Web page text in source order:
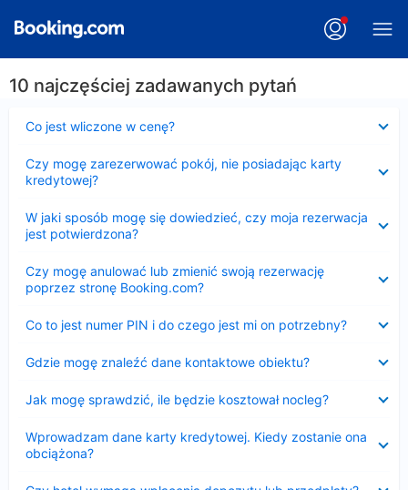
10 najczęściej zadawanych pytań
Co jest wliczone w cenę?
Czy mogę zarezerwować pokój, nie posiadając karty
kredytowej?
W jaki sposób mogę się dowiedzieć, czy moja rezerwacja
jest potwierdzona?
Czy mogę anulować lub zmienić swoją rezerwację
poprzez stronę Booking.com?
Co to jest numer PIN i do czego jest mi on potrzebny?
Gdzie mogę znaleźć dane kontaktowe obiektu?
Jak mogę sprawdzić, ile będzie kosztował nocleg?
Wprowadzam dane karty kredytowej. Kiedy zostanie ona
obciążona?